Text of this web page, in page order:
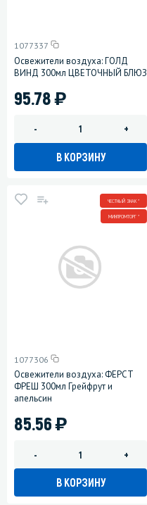
1077337
Освежители воздуха: ГОЛД
ВИНД 300мл ЦВЕТОЧНЫЙ БЛЮЗ
95.78)
- +
В КОРЗИНУ
ЧЕСТНЫЙ ЗНАК *
МИНПРОМТОРГ *
1077306
Освежители воздуха: ФЕРСТ
ФРЕШ 300мл Грейфрут и
апельсин
85.56)
- +
В КОРЗИНУ